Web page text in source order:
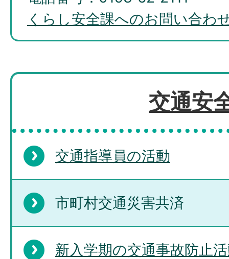
くらし安全課へのお問い合わ
交通安
交通指導員の活動
市町村交通災害共済
新入学期の交通事故防止